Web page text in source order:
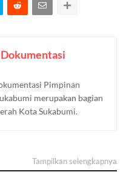
Dokumentasi
Pimpinan
merupakan bagian
Kota Sukabumi.
Tampilkan selengkapnya